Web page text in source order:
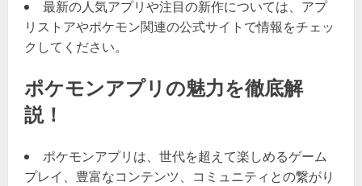
最新の人気アプリや注目の新作については、アプ
リストアやポケモン関連の公式サイトで情報をチェッ
クしてください。
ポケモンアプリの魅力を徹底解
説！
ポケモンアプリは、世代を超えて楽しめるゲーム
プレイ、豊富なコンテンツ、コミュニティとの繋がり